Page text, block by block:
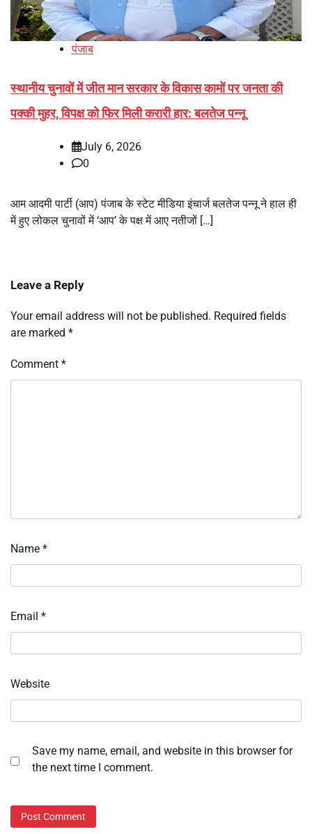
पंजाब
स्थानीय चुनावों में जीत मान सरकार के विकास कामों पर जनता की
पक्की मुहर, विपक्ष को फिर मिली करारी हार: बलतेज पन्नू
July 6, 2026
0
आम आदमी पार्टी (आप) पंजाब के स्टेट मीडिया इंचार्ज बलतेज पन्नू ने हाल ही
में हुए लोकल चुनावों में ‘आप’ के पक्ष में आए नतीजों […]
Leave a Reply
Your email address will not be published. Required fields
are marked *
Comment *
Name *
Email *
Website
Save my name, email, and website in this browser for
the next time I comment.